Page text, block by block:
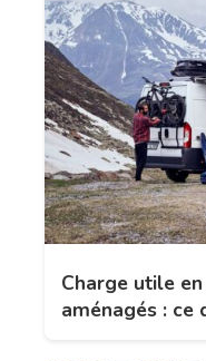
Charge utile
aménagés : ce